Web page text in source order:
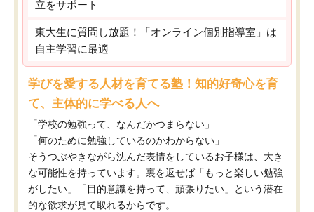
立をサポート
東大生に質問し放題！「オンライン個別指導室」は
自主学習に最適
学びを愛する人材を育てる塾！知的好奇心を育
て、主体的に学べる人へ
「学校の勉強って、なんだかつまらない」
「何のために勉強しているのかわからない」
そうつぶやきながら沈んだ表情をしているお子様は、大き
な可能性を持っています。裏を返せば「もっと楽しい勉強
がしたい」「目的意識を持って、頑張りたい」という潜在
的な欲求が見て取れるからです。